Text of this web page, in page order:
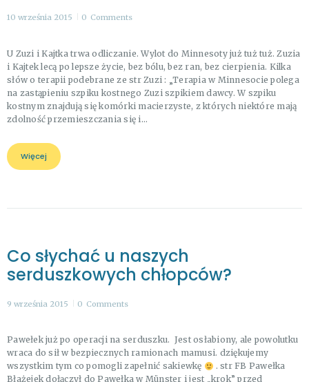
10 września 2015 0 Comments
U Zuzi i Kajtka trwa odliczanie. Wylot do Minnesoty już tuż tuż. Zuzia
i Kajtek lecą po lepsze życie, bez bólu, bez ran, bez cierpienia. Kilka
słów o terapii podebrane ze str Zuzi : „Terapia w Minnesocie polega
na zastąpieniu szpiku kostnego Zuzi szpikiem dawcy. W szpiku
kostnym znajdują się komórki macierzyste, z których niektóre mają
zdolność przemieszczania się i…
Więcej
Co słychać u naszych
serduszkowych chłopców?
9 września 2015 0 Comments
Pawełek już po operacji na serduszku. Jest osłabiony, ale powolutku
wraca do sił w bezpiecznych ramionach mamusi. dziękujemy
wszystkim tym co pomogli zapełnić sakiewkę
. str FB Pawełka
Błażejek dołączył do Pawełka w Münster i jest „krok” przed